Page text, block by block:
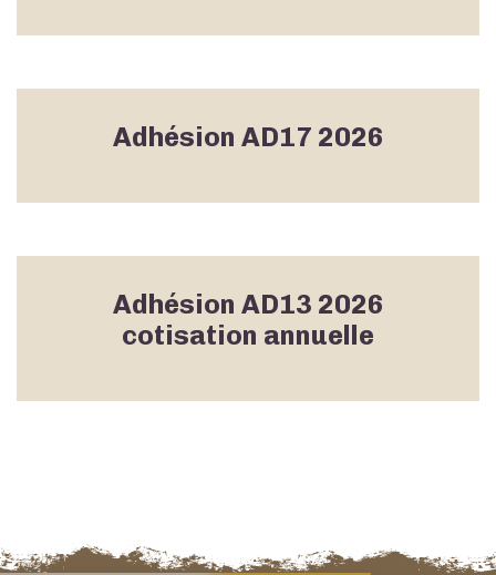
Adhésion AD17 2026
Adhésion AD13 2026
cotisation annuelle